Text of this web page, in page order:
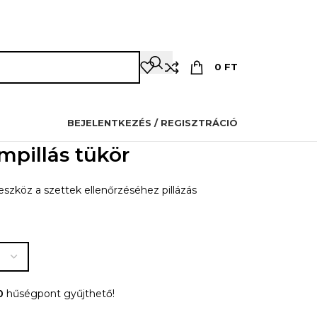
0 FT
BEJELENTKEZÉS / REGISZTRÁCIÓ
tükör
a szettek ellenőrzéséhez pillázás
hűségpont gyűjthető!